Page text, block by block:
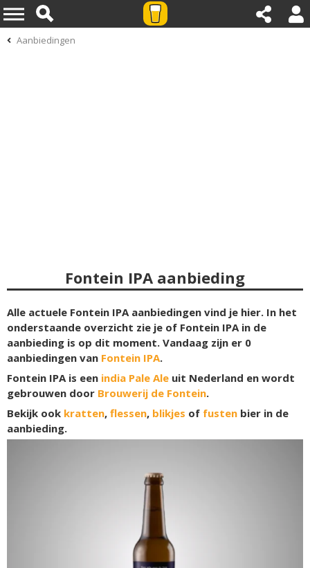
Aanbiedingen
Fontein IPA aanbieding
Alle actuele Fontein IPA aanbiedingen vind je hier. In het
onderstaande overzicht zie je of Fontein IPA in de
aanbieding is op dit moment. Vandaag zijn er 0
aanbiedingen van Fontein IPA.
Fontein IPA is een india Pale Ale uit Nederland en wordt
gebrouwen door Brouwerij de Fontein.
Bekijk ook kratten, flessen, blikjes of fusten bier in de
aanbieding.